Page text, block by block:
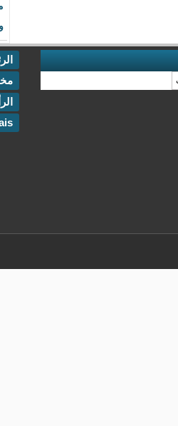
مستشاراً استراتيجياً